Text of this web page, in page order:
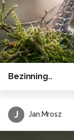
Bezinning..
J Jan.Mrosz